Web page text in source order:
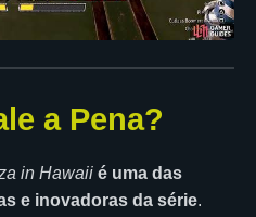
a Pena?
in Hawaii é uma das
e inovadoras da série.